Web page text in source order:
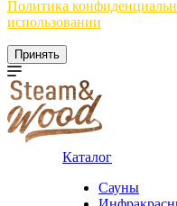
Политика
использовании
Принять
Каталог
Сауны